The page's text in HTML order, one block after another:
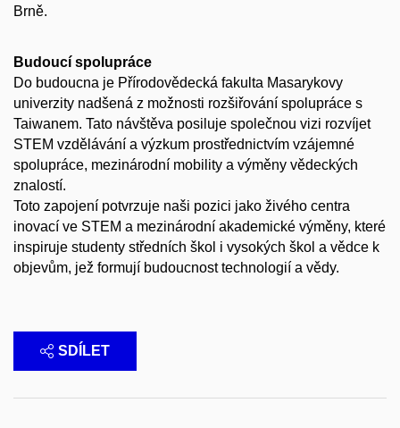
Brně.
Budoucí spolupráce
Do budoucna je Přírodovědecká fakulta Masarykovy
univerzity nadšená z možnosti rozšiřování spolupráce s
Taiwanem. Tato návštěva posiluje společnou vizi rozvíjet
STEM vzdělávání a výzkum prostřednictvím vzájemné
spolupráce, mezinárodní mobility a výměny vědeckých
znalostí.
Toto zapojení potvrzuje naši pozici jako živého centra
inovací ve STEM a mezinárodní akademické výměny, které
inspiruje studenty středních škol i vysokých škol a vědce k
objevům, jež formují budoucnost technologií a vědy.
SDÍLET